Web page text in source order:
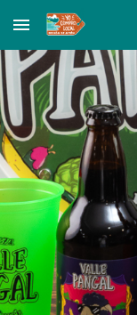
Skip to main content